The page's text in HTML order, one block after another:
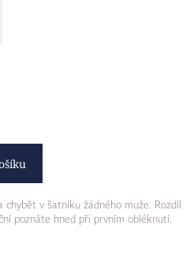
v šatníku žádného muže. Rozdíl
poznáte hned při prvním obléknutí.